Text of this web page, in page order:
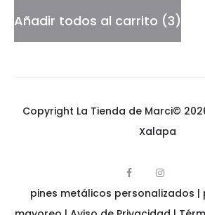
Añadir todos al carrito 3
Copyright La Tienda de Marci©
Xalapa
c
b
s
a
i
e
pines metálicos personalizados |